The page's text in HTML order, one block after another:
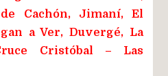
Cachón, Jimaní, El
a Ver, Duvergé, La
Cristóbal – Las